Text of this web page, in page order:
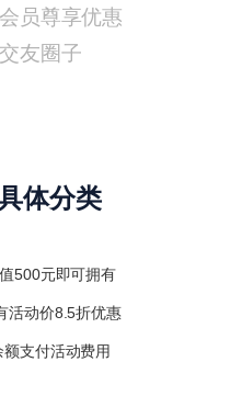
员尊享优惠
友圈子
体分类
500元即可拥有
活动价8.5折优惠
支付活动费用